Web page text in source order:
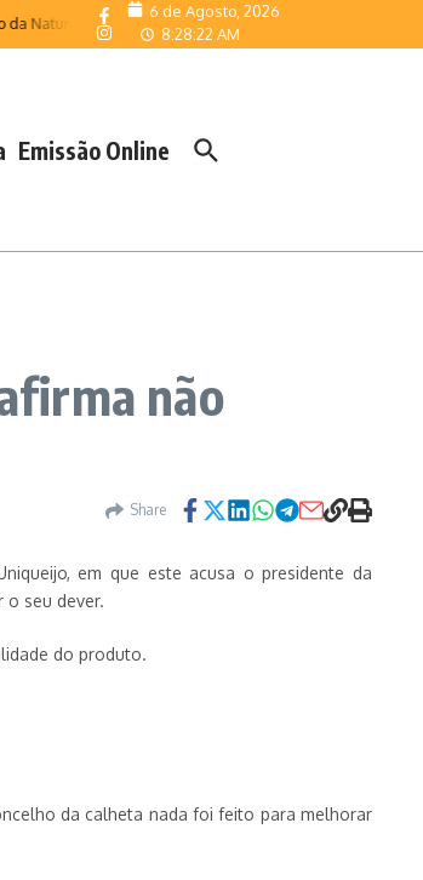
Velas acolheu o Campeonato Regional de Escolas
6 de Agosto, 2026
8:28:23 AM
Emissão Online
não
Share
em que este acusa o presidente da
seu dever.
do produto.
da calheta nada foi feito para melhorar